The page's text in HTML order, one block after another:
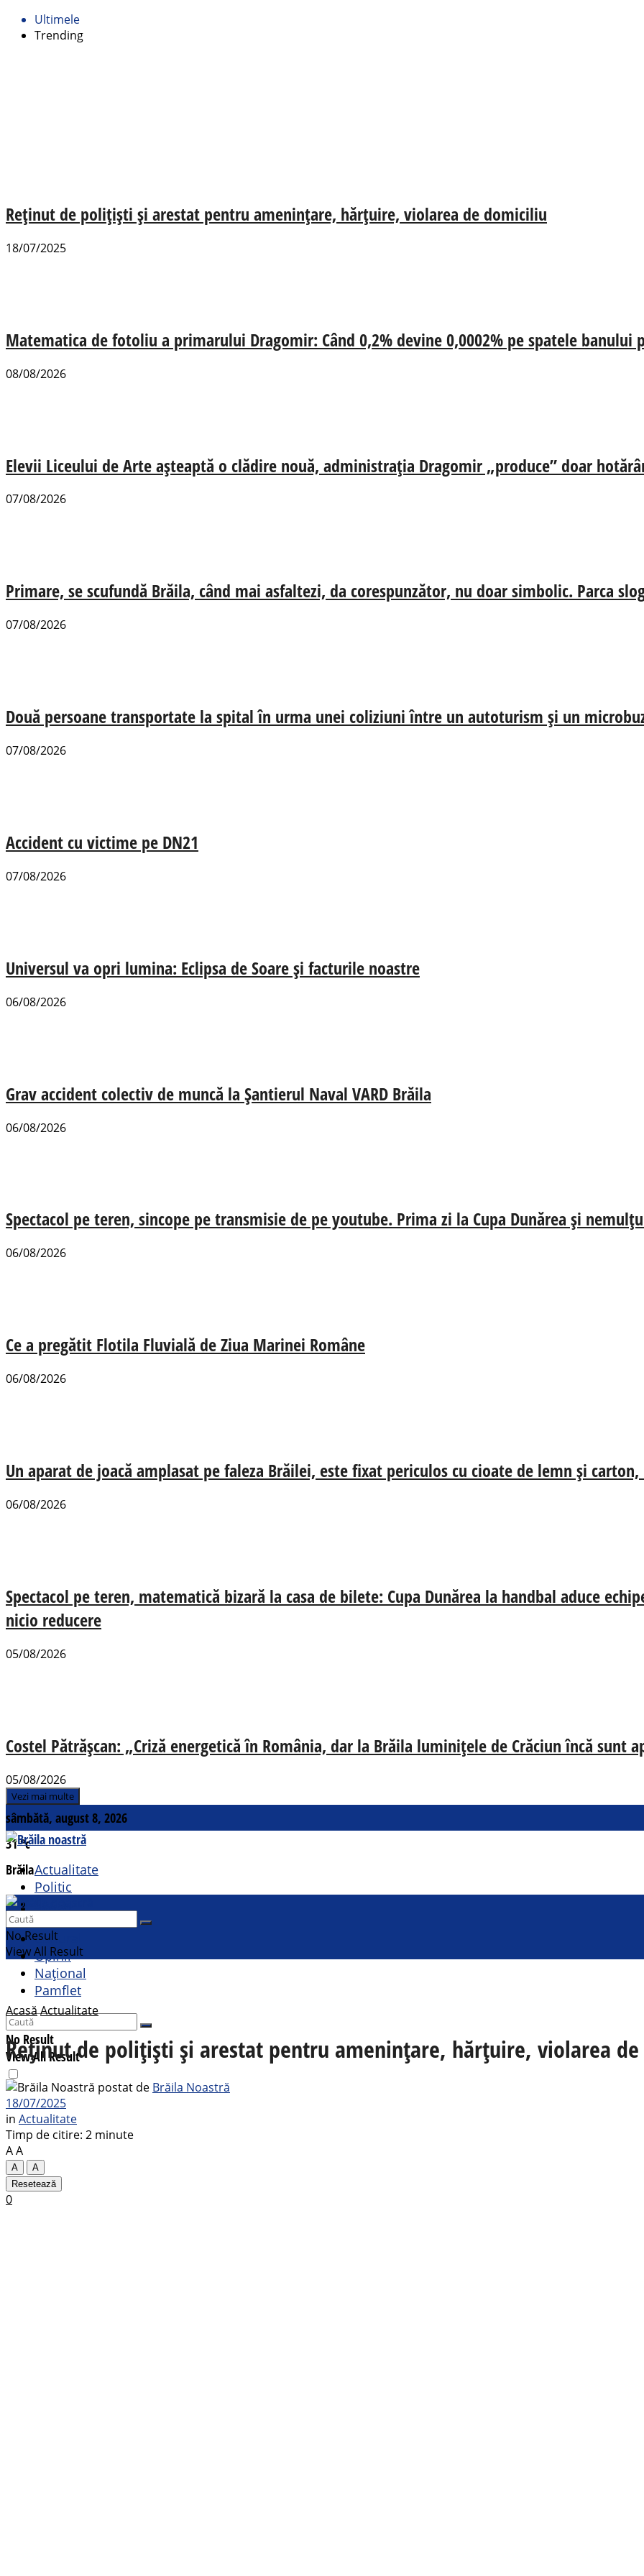
Ultimele
Trending
Reținut de polițiști și arestat pentru amenințare, hărțuire, violarea de domiciliu
18/07/2025
Matematica de fotoliu a primarului Dragomir: Când 0,2% devine 0,0002% pe spatele banului
08/08/2026
Elevii Liceului de Arte așteaptă o clădire nouă, administrația Dragomir „produce” doar
07/08/2026
Primare, se scufundă Brăila, când mai asfaltezi, da corespunzător, nu doar simbolic. Parca
07/08/2026
Două persoane transportate la spital în urma unei coliziuni între un autoturism și un
07/08/2026
Accident cu victime pe DN21
07/08/2026
Universul va opri lumina: Eclipsa de Soare și facturile noastre
06/08/2026
Grav accident colectiv de muncă la Șantierul Naval VARD Brăila
06/08/2026
Spectacol pe teren, sincope pe transmisie de pe youtube. Prima zi la Cupa Dunărea și
06/08/2026
Ce a pregătit Flotila Fluvială de Ziua Marinei Române
06/08/2026
Un aparat de joacă amplasat pe faleza Brăilei, este fixat periculos cu cioate de lemn și
06/08/2026
Spectacol pe teren, matematică bizară la casa de bilete: Cupa Dunărea la handbal aduce
nicio reducere
05/08/2026
Costel Pătrășcan: „Criză energetică în România, dar la Brăila luminițele de Crăciun încă sunt
05/08/2026
Vezi mai multe
sâmbătă, august 8, 2026
31°c
Brăila
Contact
Actualitate
Politic
Cultural
Opinii
Național
Pamflet
No Result
View All Result
No Result
View All Result
AcasăActualitate
Reținut de polițiști și arestat pentru amenințare, hărțuire, violarea
postat de Brăila Noastră
18/07/2025
in Actualitate
Timp de citire: 2 minute
AA
A
A
Resetează
0